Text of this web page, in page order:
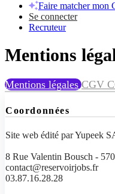
Faire matcher mon
Se connecter
Recruteur
Mentions
Mentions légalesCGV
Coordonnées
Site web édité par Yupeek
8 Rue Valentin Bousch -
contact@reservoirjobs.fr
03.87.16.28.28